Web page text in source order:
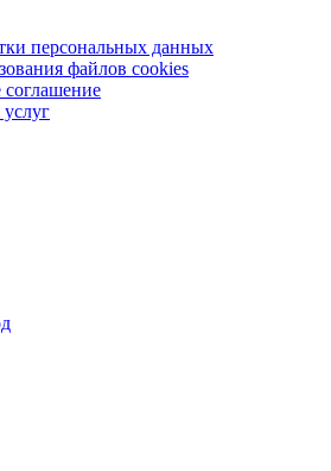
персональных данных
файлов cookies
соглашение